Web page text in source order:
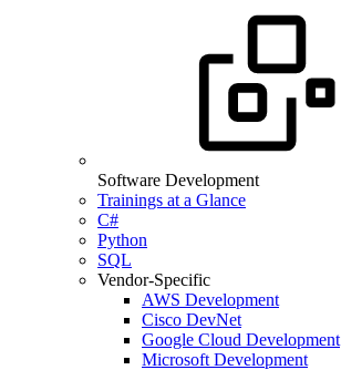
Software Development
Trainings at a Glance
C#
Python
SQL
Vendor-Specific
AWS Development
Cisco DevNet
Google Cloud Development
Microsoft Development